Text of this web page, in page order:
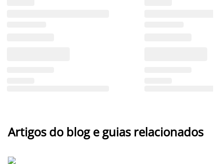
Artigos do blog e guias relacionados